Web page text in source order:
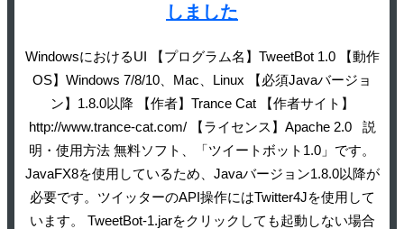
しました
WindowsにおけるUI 【プログラム名】TweetBot 1.0 【動作
OS】Windows 7/8/10、Mac、Linux 【必須Javaバージョ
ン】1.8.0以降 【作者】Trance Cat 【作者サイト】
http://www.trance-cat.com/ 【ライセンス】Apache 2.0 説
明・使用方法 無料ソフト、「ツイートボット1.0」です。
JavaFX8を使用しているため、Javaバージョン1.8.0以降が
必要です。ツイッターのAPI操作にはTwitter4Jを使用して
います。 TweetBot-1.jarをクリックしても起動しない場合